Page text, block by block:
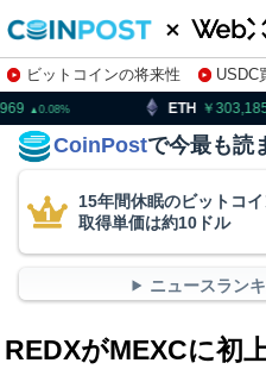
ビットコインの将来性 USDC
株特集・関連銘柄
303,185.0
CoinPostで今最も読
15年間休眠のビットコ
取得単価は約10ドル
ニュースラン
REDXがMEXCに初